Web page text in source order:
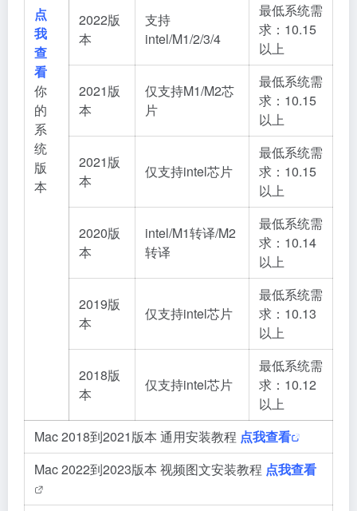
点
我
查
看
你
的
系
统
版
本
2022版
本
支持
intel/M1/2/3/4
最低系统需
求：10.15
以上
2021版
本
仅支持M1/M2芯
片
最低系统需
求：10.15
以上
2021版
本
仅支持intel芯片
最低系统需
求：10.15
以上
2020版
本
intel/M1转译/M2
转译
最低系统需
求：10.14
以上
2019版
本
仅支持intel芯片
最低系统需
求：10.13
以上
2018版
本
仅支持intel芯片
最低系统需
求：10.12
以上
Mac 2018到2021版本 通用安装教程 点我查看
Mac 2022到2023版本 视频图文安装教程 点我查看